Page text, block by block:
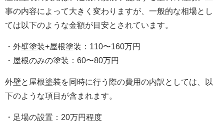
事の内容によって大きく変わりますが、一般的な相場とし
ては以下のような金額が目安とされています。
・外壁塗装+屋根塗装：110〜160万円
・屋根のみの塗装：60〜80万円
外壁と屋根塗装を同時に行う際の費用の内訳としては、以
下のような項目が含まれます。
・足場の設置：20万円程度